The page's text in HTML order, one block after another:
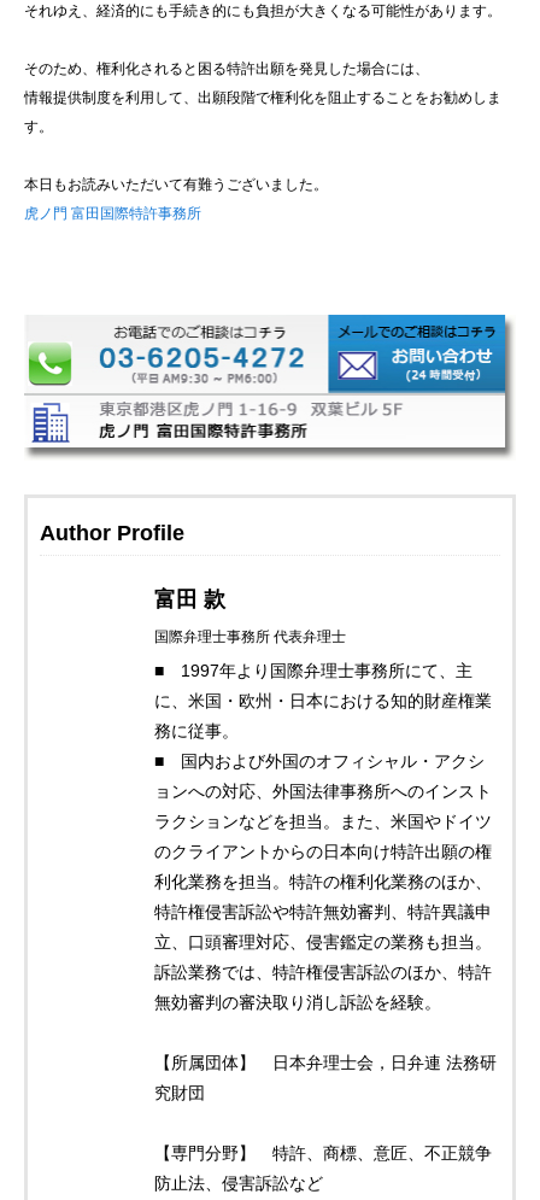
それゆえ、経済的にも手続き的にも負担が大きくなる可能性があります。
そのため、権利化されると困る特許出願を発見した場合には、
情報提供制度を利用して、出願段階で権利化を阻止することをお勧めしま
す。
本日もお読みいただいて有難うございました。
虎ノ門 富田国際特許事務所
Author Profile
富田 款
国際弁理士事務所 代表弁理士
■ 1997年より国際弁理士事務所にて、主
に、米国・欧州・日本における知的財産権業
務に従事。
■ 国内および外国のオフィシャル・アクシ
ョンへの対応、外国法律事務所へのインスト
ラクションなどを担当。また、米国やドイツ
のクライアントからの日本向け特許出願の権
利化業務を担当。特許の権利化業務のほか、
特許権侵害訴訟や特許無効審判、特許異議申
立、口頭審理対応、侵害鑑定の業務も担当。
訴訟業務では、特許権侵害訴訟のほか、特許
無効審判の審決取り消し訴訟を経験。
【所属団体】 日本弁理士会，日弁連 法務研
究財団
【専門分野】 特許、商標、意匠、不正競争
防止法、侵害訴訟など